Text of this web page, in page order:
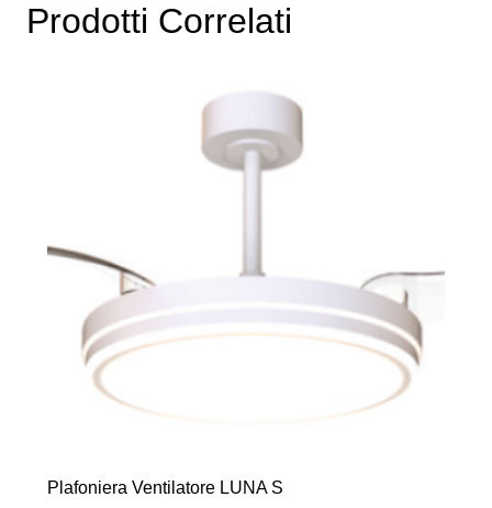
Prodotti Correlati
Plafoniera Ventilatore LUNA S